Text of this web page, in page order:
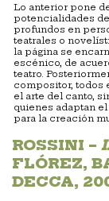
Lo anterior pone
potencialidades
profundos en
teatrales o
la página se
escénico, de
teatro.
compositor, todos
el arte del canto,
quienes adaptan
para la creación
ROSSINI –
FLÓREZ,
DECCA,